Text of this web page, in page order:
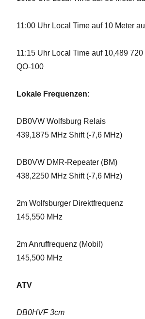
11:00 Uhr Local Time auf 10 Meter
11:15 Uhr Local Time auf 10,489 720
QO-100
Lokale Frequenzen:
DB0VW Wolfsburg Relais
439,1875 MHz Shift (-7,6 MHz)
DB0VW DMR-Repeater (BM)
438,2250 MHz Shift (-7,6 MHz)
2m Wolfsburger Direktfrequenz
145,550 MHz
2m Anruffrequenz (Mobil)
145,500 MHz
ATV
DB0HVF 3cm